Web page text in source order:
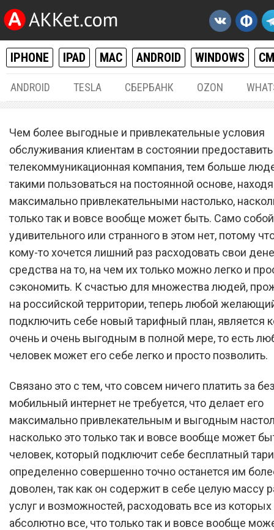
IPHONE IPAD MAC ANDROID WINDOWS
ANDROID TESLA СБЕРБАНК OZON
Новый сотовый оператор
запустил бесплатный
план с 35 ГБ мобильного
интернета и 4500
звонков
Чем более выгодные и привлекательные условия
обслуживания клиентам в состоянии
телекоммуникационная компания, тем больше
такими пользоваться на постоянной основе,
максимально привлекательными настолько,
только так и вовсе вообще может быть. Само
удивительного или странного в этом нет, потому
кому-то хочется лишний раз расходовать свои
средства на то, на чем их только можно легко и
сэкономить. К счастью для множества людей,
на российской территории, теперь любой
подключить себе новый тарифный план, является
очень и очень выгодным в полной мере, то есть
человек может его себе легко и просто позволить.
Связано это с тем, что совсем ничего платить за
мобильный интернет не требуется, что делает его
максимально привлекательным и выгодным
насколько это только так и вовсе вообще может
человек, который подключит себе бесплатный
определенно совершенно точно останется им
доволен, так как он содержит в себе целую массу
услуг и возможностей, расходовать все из
абсолютно все, что только так и вовсе вообще